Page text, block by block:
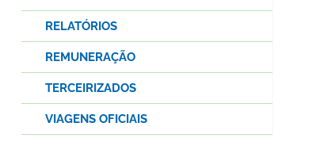
RELATÓRIOS
REMUNERAÇÃO
TERCEIRIZADOS
VIAGENS OFICIAIS